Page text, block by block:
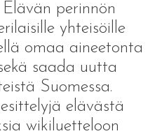
perinnön
yhteisöille
omaa aineetonta
saada uutta
Suomessa.
elävästä
wikiluetteloon